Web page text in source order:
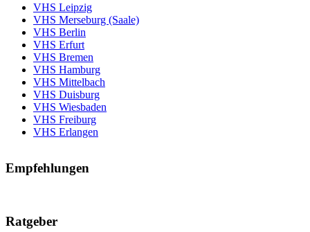
VHS Leipzig
VHS Merseburg (Saale)
VHS Berlin
VHS Erfurt
VHS Bremen
VHS Hamburg
VHS Mittelbach
VHS Duisburg
VHS Wiesbaden
VHS Freiburg
VHS Erlangen
Empfehlungen
Ratgeber